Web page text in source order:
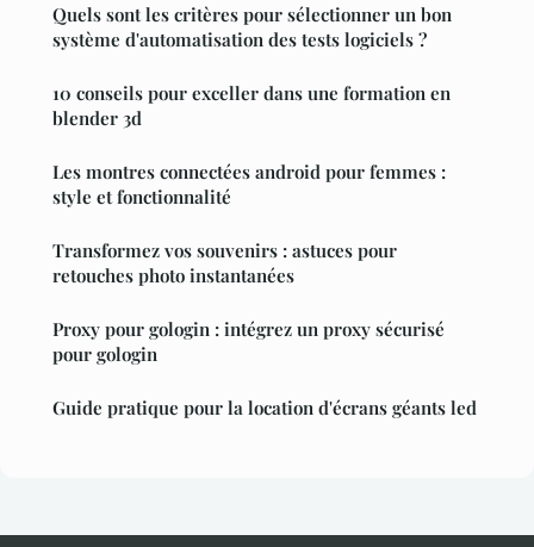
Quels sont les critères pour sélectionner un bon
système d'automatisation des tests logiciels ?
10 conseils pour exceller dans une formation en
blender 3d
Les montres connectées android pour femmes :
style et fonctionnalité
Transformez vos souvenirs : astuces pour
retouches photo instantanées
Proxy pour gologin : intégrez un proxy sécurisé
pour gologin
Guide pratique pour la location d'écrans géants led